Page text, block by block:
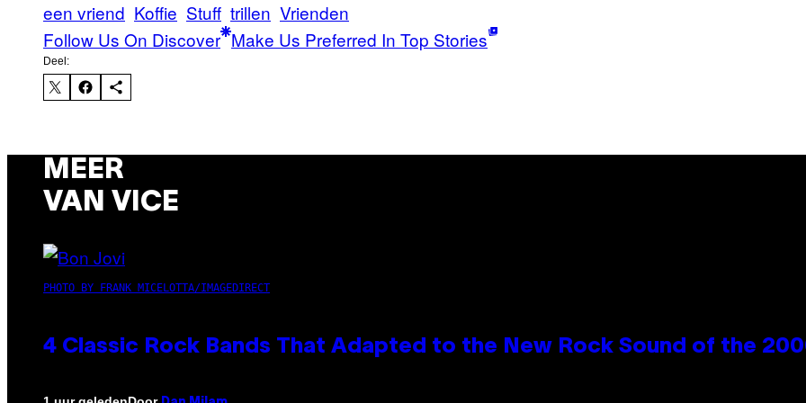
een vriend Koffie Stuff trillen Vrienden
Follow Us On Discover Make Us Preferred In Top Stories
Deel:
MEER
VAN VICE
PHOTO BY FRANK MICELOTTA/IMAGEDIRECT
4 Classic Rock Bands That Adapted to the New Rock Sound of the